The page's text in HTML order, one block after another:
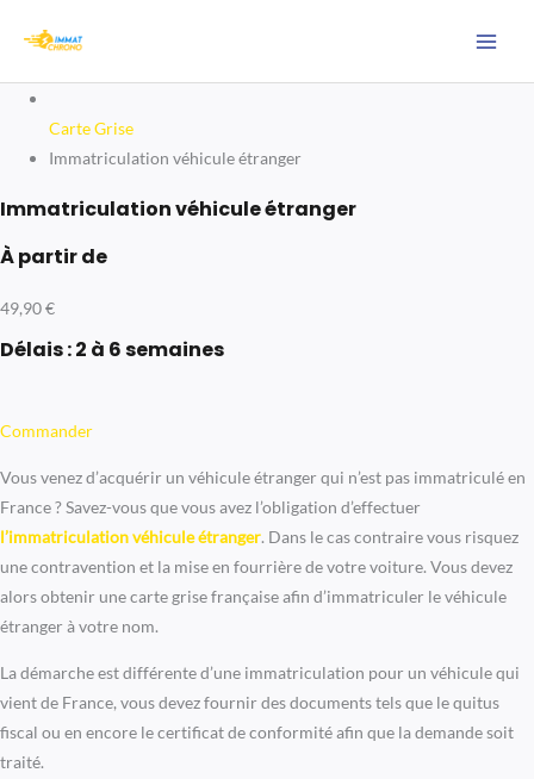
Carte Grise
Immatriculation véhicule étranger
Immatriculation véhicule étranger
À partir de
49,90 €
Délais : 2 à 6 semaines
Commander
Vous venez d’acquérir un véhicule étranger qui n’est pas immatriculé en
France ? Savez-vous que vous avez l’obligation d’effectuer
l’immatriculation véhicule étranger. Dans le cas contraire vous risquez
une contravention et la mise en fourrière de votre voiture. Vous devez
alors obtenir une carte grise française afin d’immatriculer le véhicule
étranger à votre nom.
La démarche est différente d’une immatriculation pour un véhicule qui
vient de France, vous devez fournir des documents tels que le quitus
fiscal ou en encore le certificat de conformité afin que la demande soit
traité.